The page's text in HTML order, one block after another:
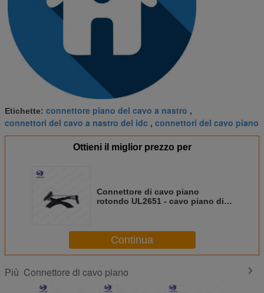
Etichette: connettore piano del cavo a nastro ,
connettori del cavo a nastro del idc , connettori del cavo piano
Ottieni il miglior prezzo per
Connettore di cavo piano
rotondo UL2651 - cavo piano di
Continua
Più Connettore di cavo piano